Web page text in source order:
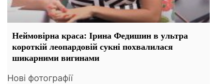
Неймовірна краса: Ірина Федишин в ультра
короткій леопардовій сукні похвалилася
шикарними вигинами
Нові фотографії